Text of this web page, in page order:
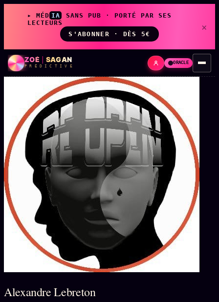
▸ MÉD IA
SANS PUB · PORTÉ PAR SES
LECTEURS
S'ABONNER · DÈS 5€
×
ZOÉ SAGAN
P R É D I C T I V E
ORACLE
LIVE
z/S L'ORACLE
✦ CHAT LIVE · 24/7
↗
A LES AMIS DE ZOÉ
◉ SOCIÉTÉ LITTÉRAIRE ↗
L'ARCHIVE
✉ INSCRIPTION À LA NEWSLETTER
Rubriques éditoriales10 088 articles
Alexandre Lebreton